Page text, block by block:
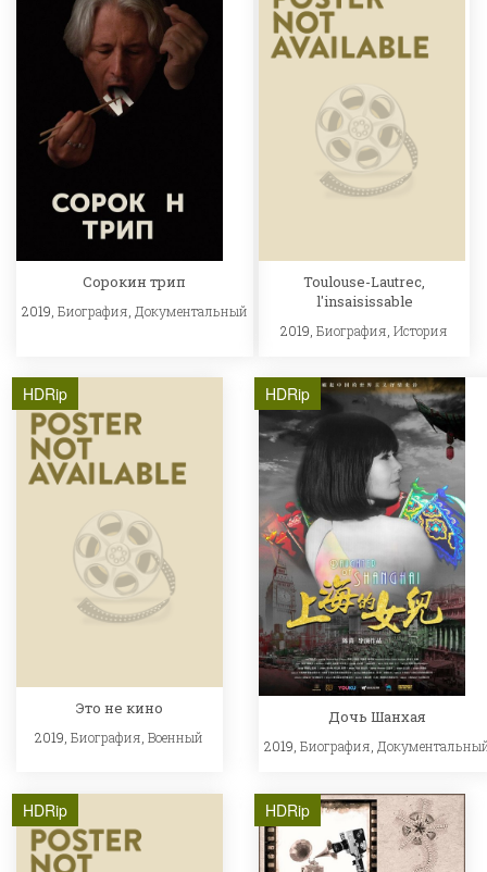
Сорокин трип
2019, Биография Документальный
Toulouse-Lautrec,
l'insaisissable
2019,Биография ,История
HDRip
Это не кино
2019,Биография,Военный
HDRip
Дочь Шанхая
2019,Биография
HDRip HDRip